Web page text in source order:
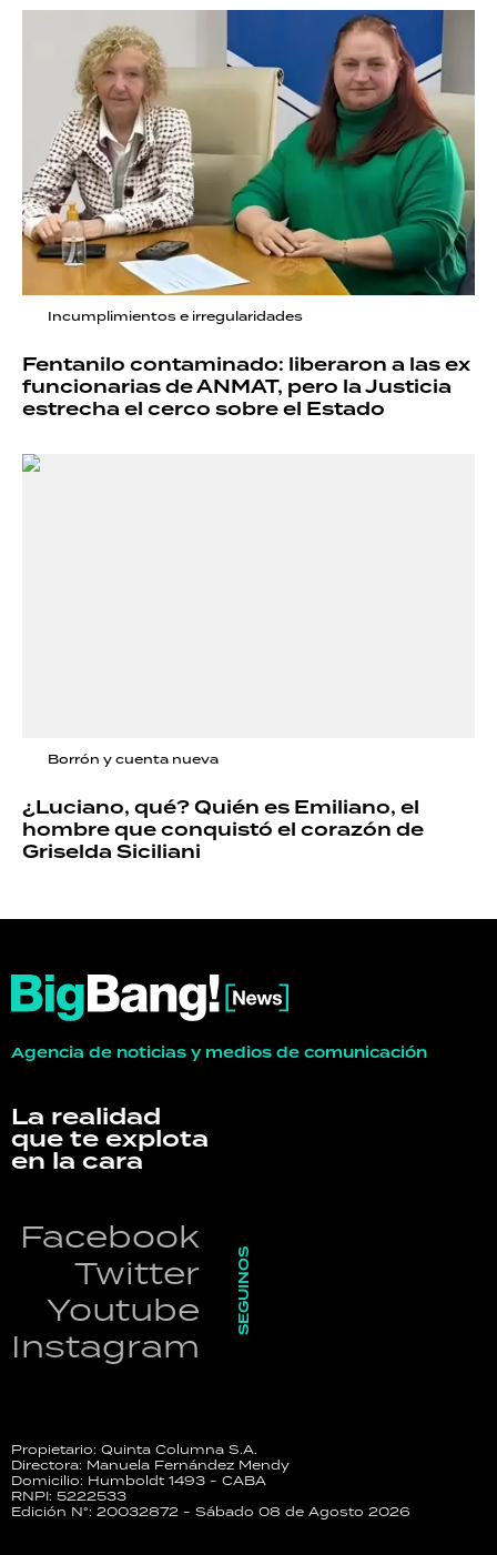
Incumplimientos e irregularidades
Fentanilo contaminado: liberaron a las ex
funcionarias de ANMAT, pero la Justicia
estrecha el cerco sobre el Estado
Borrón y cuenta nueva
¿Luciano, qué? Quién es Emiliano, el
hombre que conquistó el corazón de
Griselda Siciliani
Agencia de noticias y medios de comunicación
La realidad
que te explota
en la cara
Facebook
Twitter
Youtube
Instagram
SEGUINOS
Propietario: Quinta Columna S.A.
Directora: Manuela Fernández Mendy
Domicilio: Humboldt 1493 - CABA
RNPI: 5222533
Edición N°: 20032872 - Sábado 08 de Agosto 2026